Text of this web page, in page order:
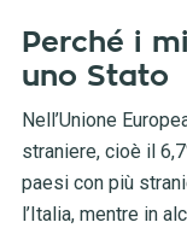
Perché i
uno Stato
Nell’Unione
straniere, cioè il
paesi con più
l’Italia, mentre in